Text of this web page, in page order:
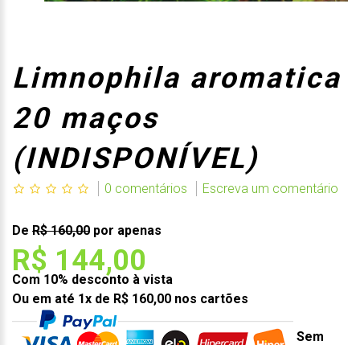
Limnophila aromatica
20 maços
(INDISPONÍVEL)
0 comentários Escreva um comentário
De R$ 160,00 por apenas
R$ 144,00
Com 10% desconto à vista
Ou em até 1x de R$ 160,00 nos cartões
Sem